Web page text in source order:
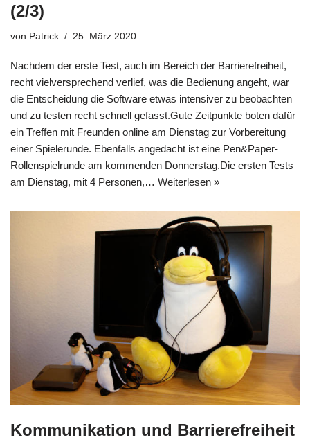
(2/3)
von Patrick 25. März 2020
Nachdem der erste Test, auch im Bereich der Barrierefreiheit,
recht vielversprechend verlief, was die Bedienung angeht, war
die Entscheidung die Software etwas intensiver zu beobachten
und zu testen recht schnell gefasst.Gute Zeitpunkte boten dafür
ein Treffen mit Freunden online am Dienstag zur Vorbereitung
einer Spielerunde. Ebenfalls angedacht ist eine Pen&Paper-
Rollenspielrunde am kommenden Donnerstag.Die ersten Tests
am Dienstag, mit 4 Personen,… Weiterlesen »
Kommunikation und Barrierefreiheit